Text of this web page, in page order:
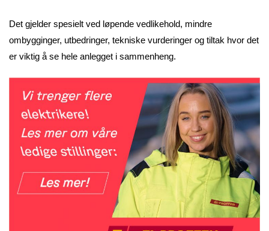
Det gjelder spesielt ved løpende vedlikehold, mindre
ombygginger, utbedringer, tekniske vurderinger og tiltak hvor det
er viktig å se hele anlegget i sammenheng.